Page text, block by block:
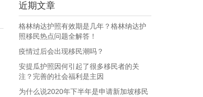
近期文章
格林纳达护照有效期是几年？格林纳达护
照移民热点问题全解答！
疫情过后会出现移民潮吗？
安提瓜护照因何引起了很多移民者的关
注？完善的社会福利是主因
为什么说2020年下半年是申请新加坡移民